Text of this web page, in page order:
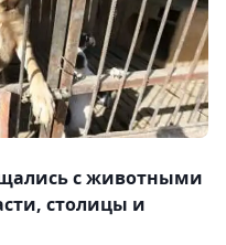
с животными
столицы и